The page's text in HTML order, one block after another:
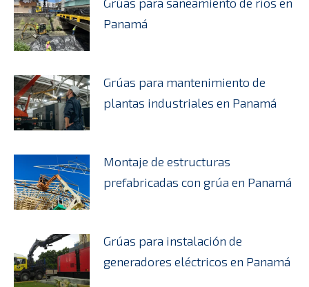
Panamá
Grúas para mantenimiento de
plantas industriales en Panamá
Montaje de estructuras
prefabricadas con grúa en Panamá
Grúas para instalación de
generadores eléctricos en Panamá